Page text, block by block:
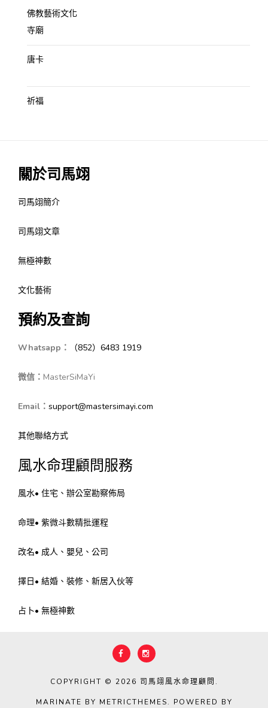
佛教藝術文化
寺廟
唐卡
祈福
關於司馬翊
司馬翊簡介
司馬翊文章
無極神數
文化藝術
預約及查詢
Whatsapp： （852）6483 1919
微信： MasterSiMaYi
Email： support@mastersimayi.com
其他聯絡方式
風水命理顧問服務
風水• 住宅、辦公室勘察佈局
命理• 紫微斗數精批運程
改名• 成人、嬰兒、公司
擇日• 結婚、裝修、新居入伙等
占卜• 無極神數
COPYRIGHT © 2026 司馬翊風水命理顧問.
MARINATE BY METRICTHEMES. POWERED BY